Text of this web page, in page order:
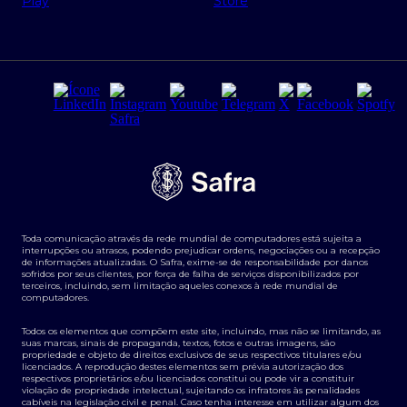
Regras e Parâmetros de Atuação Banco Safra
Segurança da Informação
Tarifas e serviços Pessoa Física
Transparência de remuneração
Termos e Condições para Portabilidade de Investimento
Derivativos
Agronegócios
Toda comunicação através da rede mundial de computadores está sujeita a
interrupções ou atrasos, podendo prejudicar ordens, negociações ou a recepção
de informações atualizadas. O Safra, exime-se de responsabilidade por danos
sofridos por seus clientes, por força de falha de serviços disponibilizados por
terceiros, incluindo, sem limitação aqueles conexos à rede mundial de
computadores.
Todos os elementos que compõem este site, incluindo, mas não se limitando, as
suas marcas, sinais de propaganda, textos, fotos e outras imagens, são
propriedade e objeto de direitos exclusivos de seus respectivos titulares e/ou
licenciados. A reprodução destes elementos sem prévia autorização dos
respectivos proprietários e/ou licenciados constitui ou pode vir a constituir
violação de propriedade intelectual, sujeitando os infratores às penalidades
cabíveis na legislação civil e penal. Caso tenha interesse em utilizar algum dos